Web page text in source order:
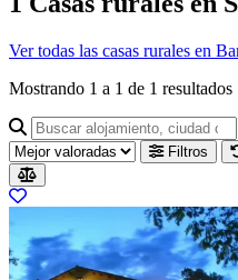
Ver todas las casas rurales en
Mostrando 1 a 1 de 1 resultados
Buscar alojamiento, ciudad
Filtros
Resultados del